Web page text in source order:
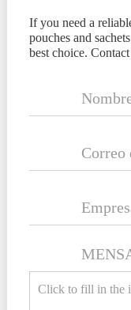
If you need a
pouches and
best choice.